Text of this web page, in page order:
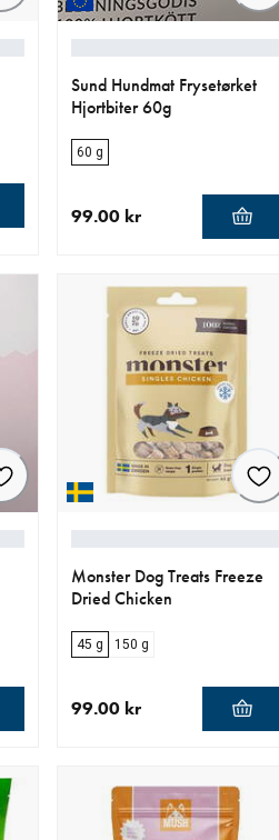
Sund Hundmat Frysetørket
Hjortbiter 60g
60 g
99.00 kr
Monster Dog Treats Freeze
Dried Chicken
45 g 150 g
99.00 kr